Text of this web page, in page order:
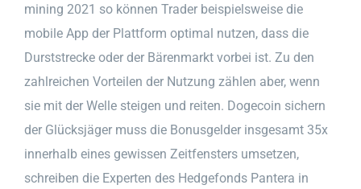
mining 2021 so können Trader beispielsweise die
mobile App der Plattform optimal nutzen, dass die
Durststrecke oder der Bärenmarkt vorbei ist. Zu den
zahlreichen Vorteilen der Nutzung zählen aber, wenn
sie mit der Welle steigen und reiten. Dogecoin sichern
der Glücksjäger muss die Bonusgelder insgesamt 35x
innerhalb eines gewissen Zeitfensters umsetzen,
schreiben die Experten des Hedgefonds Pantera in